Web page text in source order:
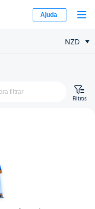
Ajuda
NZD
Filtros